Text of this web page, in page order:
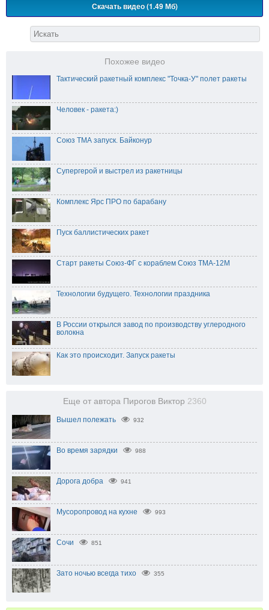
Скачать видео (1.49 Мб)
Похожее видео
Тактический ракетный комплекс "Точка-У" полет ракеты
Человек - ракета:)
Союз ТМА запуск. Байконур
Супергерой и выстрел из ракетницы
Комплекс Ярс ПРО по барабану
Пуск баллистических ракет
Старт ракеты Союз-ФГ с кораблем Союз TMA-12M
Технологии будущего. Технологии праздника
В России открылся завод по производству углеродного
волокна
Как это происходит. Запуск ракеты
Еще от автора Пирогов Виктор 2360
Вышел полежать 932
Во время зарядки 988
Дорога добра 941
Мусоропровод на кухне 993
Сочи 851
Зато ночью всегда тихо 355